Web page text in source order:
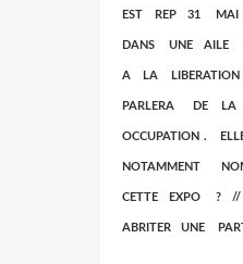
EST REP 31 MAI
DANS UNE AILE
A LA
PARLERA DE
OCCUPATION .
NOTAMMENT
CETTE EXPO ?
ABRITER UNE